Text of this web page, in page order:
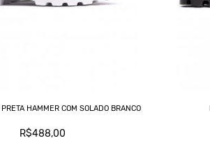
HAMMER COM SOLADO BRANCO
R$488,00